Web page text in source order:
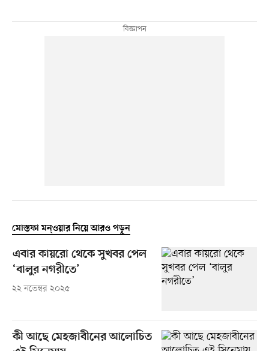
মোস্তফা মন্ওয়ার নিয়ে আরও পড়ুন
এবার কায়রো থেকে সুখবর পেল
‘বালুর নগরীতে’
২২ নভেম্বর ২০২৫
কী আছে মেহজাবীনের আলোচিত